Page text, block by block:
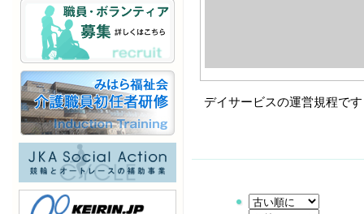
デイサービスの運営規程です